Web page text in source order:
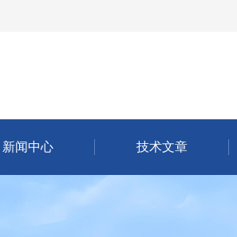
新闻中心 技术文章